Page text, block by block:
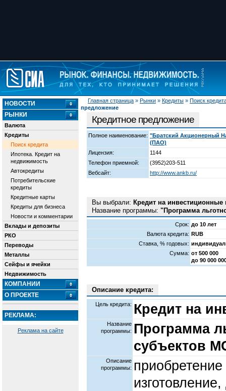
Главная страница » Рынки » Кредиты » Поиск
предложение
НОВОСТИ
РЫНКИ
Валюта
Кредиты
Поиск кредита
Ипотека. Кредит на
недвижимость
Автокредиты
Потребительские
кредиты
Кредитные карты
Кредиты для бизнеса
Новости и комментарии
Вклады и депозиты
РКО
Переводы
Металлы
Сейфы и ячейки
Недвижимость
КОМПАНИИ
О ПРОЕКТЕ
РЕКЛАМА:
Реклама на сайте
Кредитное предложение
Полное наименование: "Братский Акционерный
(ПАО)
Лицензия:
1144
Телефон приемной:
(3952)203-511
Вебсайт:
http://www.ankb.ru/
Вы выбрали: Кредит на инвестиционные
Название программы: "Программа
Срок: до 10 лет
Валюта кредита: RUB
Cтавка, % годовых:
Сумма: от 500 000
до 90 000
Описание кредита:
Цель кредита: Кредит на
Название
программы: Программа
субъектов
Описание
программы: